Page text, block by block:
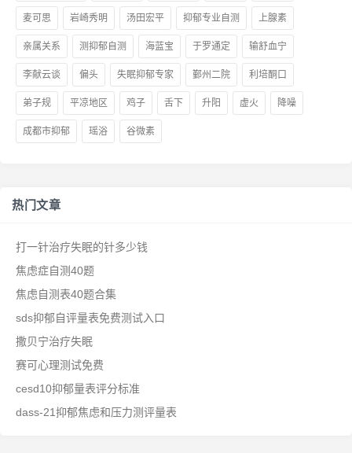
麦可思 岩崎秀明 汤田宏平 抑郁专业自测 上腺素
亲属关系 测抑郁自测 海蓝宝 于罗通定 输舒血宁
李献云谈 偏头 失眠抑郁专家 鄞州二院 利培酮口
弟子规 平凉地区 鸡子 舌下 升阳 虚火 降噪
成都市抑郁 瑶浴 谷微素
热门文章
打一针治疗失眠的针多少钱
焦虑症自测40题
焦虑自测表40题合集
sds抑郁自评量表免费测试入口
撒贝宁治疗失眠
赛可心理测试免费
cesd10抑郁量表评分标准
dass-21抑郁焦虑和压力测评量表